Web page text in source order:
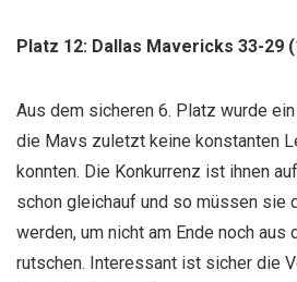
Platz 12: Dallas Mavericks 33-29
Aus dem sicheren 6. Platz wurde
die Mavs zuletzt keine konstanten
konnten. Die Konkurrenz ist ihnen
schon gleichauf und so müssen sie
werden, um nicht am Ende noch
rutschen. Interessant ist sicher die